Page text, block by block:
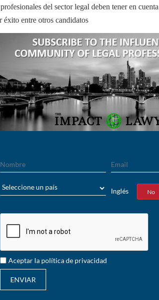
del sector legal deben tener en
éxito entre otros candidatos
Inglés
Sí No
Aceptar la política de privacidad
ENVIAR